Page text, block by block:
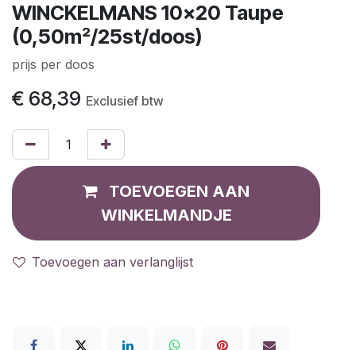
WINCKELMANS 10x20 Taupe
(0,50m²/25st/doos)
prijs per doos
€ 68,39 Exclusief btw
TOEVOEGEN AAN
WINKELMANDJE
Toevoegen aan verlanglijst